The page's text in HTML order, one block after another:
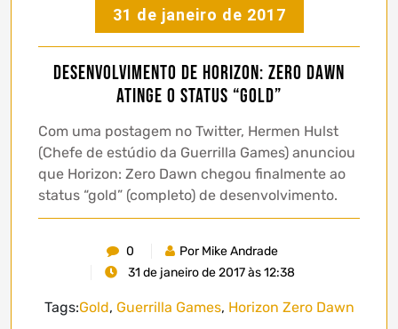
31 de janeiro de 2017
Desenvolvimento de Horizon: Zero Dawn
atinge o status “gold”
Com uma postagem no Twitter, Hermen Hulst
(Chefe de estúdio da Guerrilla Games) anunciou
que Horizon: Zero Dawn chegou finalmente ao
status “gold” (completo) de desenvolvimento.
0
Por Mike Andrade
31 de janeiro de 2017 às 12:38
Tags:Gold, Guerrilla Games, Horizon Zero Dawn